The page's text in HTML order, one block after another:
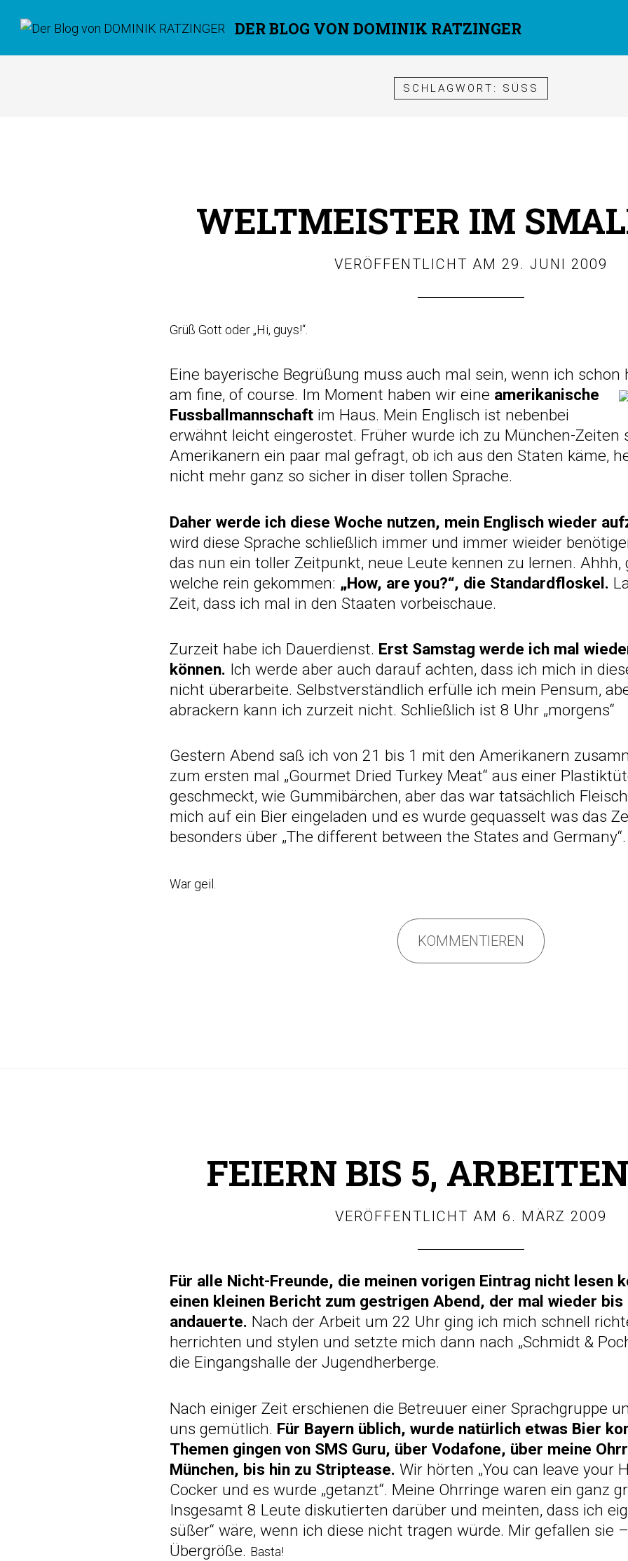
DER BLOG VON DOMINIK RATZINGER
SCHLAGWORT: SÜSS
WELTMEISTER IM
VERÖFFENTLICHT AM 29. JUNI 2009
Grüß Gott oder „Hi, guys!“.
Eine bayerische Begrüßung muss auch mal sein, wenn ich schon
am fine, of course. Im Moment haben wir eine amerikanische
Fussballmannschaft im Haus. Mein Englisch ist nebenbei
erwähnt leicht eingerostet. Früher wurde ich zu München-Zeiten
Amerikanern ein paar mal gefragt, ob ich aus den Staten käme,
nicht mehr ganz so sicher in diser tollen Sprache.
Daher werde ich diese Woche nutzen, mein Englisch wieder
wird diese Sprache schließlich immer und immer wieider
das nun ein toller Zeitpunkt, neue Leute kennen zu lernen. Ahhh,
welche rein gekommen: „How, are you?“, die Standardfloskel.
Zeit, dass ich mal in den Staaten vorbeischaue.
Zurzeit habe ich Dauerdienst. Erst Samstag werde ich mal
können. Ich werde aber auch darauf achten, dass ich mich in
nicht überarbeite. Selbstverständlich erfülle ich mein Pensum,
abrackern kann ich zurzeit nicht. Schließlich ist 8 Uhr „morgens“
Gestern Abend saß ich von 21 bis 1 mit den Amerikanern
zum ersten mal „Gourmet Dried Turkey Meat“ aus einer
geschmeckt, wie Gummibärchen, aber das war tatsächlich
mich auf ein Bier eingeladen und es wurde gequasselt was das
besonders über „The different between the States and Germany“.
War geil.
KOMMENTIEREN
FEIERN BIS 5,
VERÖFFENTLICHT AM6. MÄRZ 2009
Für alle Nicht-Freunde, die meinen vorigen Eintrag nicht lesen
einen kleinen Bericht zum gestrigen Abend, der mal wieder bis
andauerte. Nach der Arbeit um 22 Uhr ging ich mich schnell
herrichten und stylen und setzte mich dann nach „Schmidt &
die Eingangshalle der Jugendherberge.
Nach einiger Zeit erschienen die Betreuuer einer Sprachgruppe
uns gemütlich. Für Bayern üblich, wurde natürlich etwas Bier
Themen gingen von SMS Guru, über Vodafone, über meine
München, bis hin zu Striptease. Wir hörten „You can leave your
Cocker und es wurde „getanzt“. Meine Ohrringe waren ein ganz
Insgesamt 8 Leute diskutierten darüber und meinten, dass ich
süßer“ wäre, wenn ich diese nicht tragen würde. Mir gefallen sie
Übergröße. Basta!